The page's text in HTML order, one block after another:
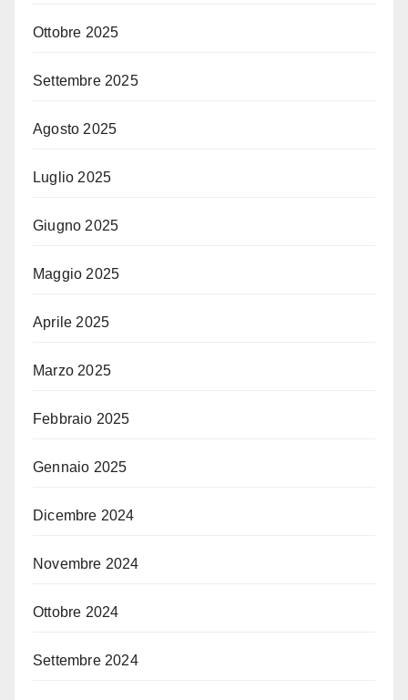
Ottobre 2025
Settembre 2025
Agosto 2025
Luglio 2025
Giugno 2025
Maggio 2025
Aprile 2025
Marzo 2025
Febbraio 2025
Gennaio 2025
Dicembre 2024
Novembre 2024
Ottobre 2024
Settembre 2024